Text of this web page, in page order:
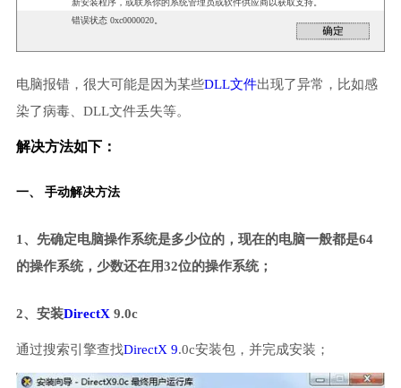
错误状态 0xc0000020。
电脑报错，很大可能是因为某些DLL文件出现了异常，比如感
染了病毒、DLL文件丢失等。
解决方法如下：
一、 手动解决方法
1、先确定电脑操作系统是多少位的，现在的电脑一般都是64
的操作系统，少数还在用32位的操作系统；
2、安装DirectX 9.0c
通过搜索引擎查找DirectX 9.0c安装包，并完成安装；